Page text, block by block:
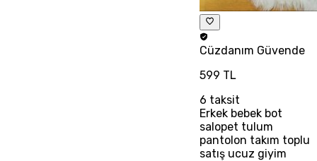
Cüzdanım Güvende
599 TL
6 taksit
Erkek bebek bot
salopet tulum
pantolon takım toplu
satış ucuz giyim